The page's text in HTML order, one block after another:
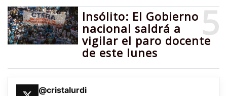
5
Insólito: El Gobierno
nacional saldrá a
vigilar el paro docente
de este lunes
@cristalurdi